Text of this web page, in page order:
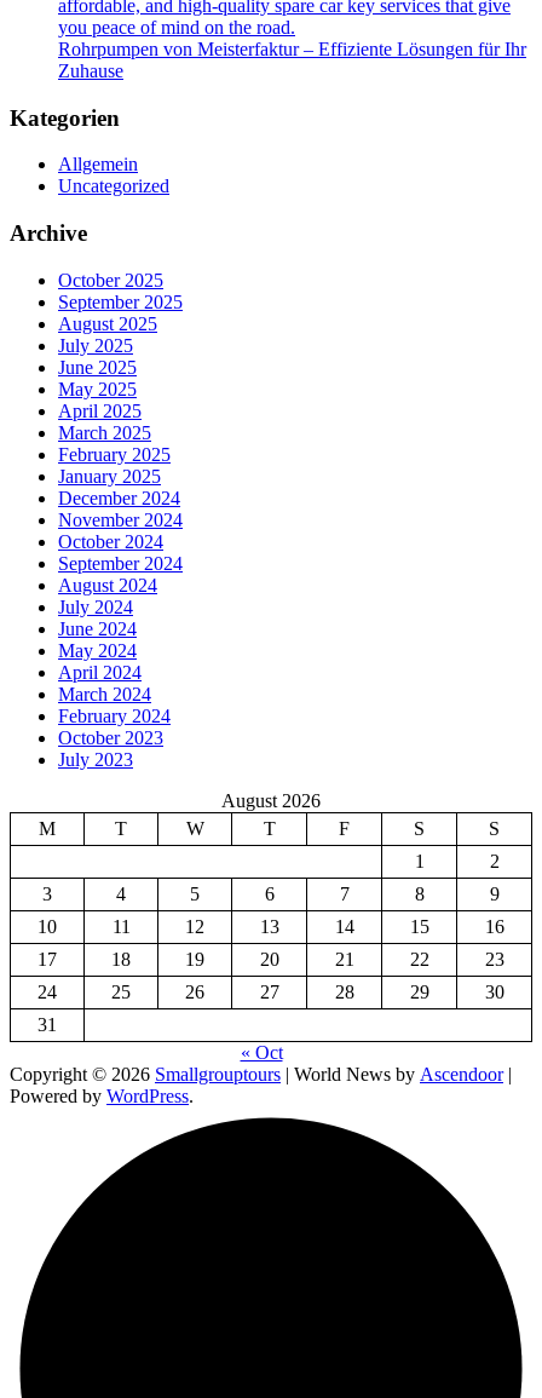
affordable, and high-quality spare car key services that give
you peace of mind on the road.
Rohrpumpen von Meisterfaktur – Effiziente Lösungen für Ihr
Zuhause
Kategorien
Allgemein
Uncategorized
Archive
October 2025
September 2025
August 2025
July 2025
June 2025
May 2025
April 2025
March 2025
February 2025
January 2025
December 2024
November 2024
October 2024
September 2024
August 2024
July 2024
June 2024
May 2024
April 2024
March 2024
February 2024
October 2023
July 2023
August 2026
M
T W T F S
S
1
2
3
4 5 6 7 8
9
10
11 12 13 14 15
16
17
18 19 20 21 22
23
24
25 26 27 28 29
30
31
« Oct
Copyright © 2026 Smallgrouptours | World News by Ascendoor|
Powered by WordPress.